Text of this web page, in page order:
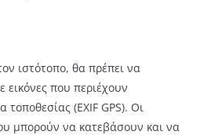
ιστότοπο, θα πρέπει να
που περιέχουν
(EXIF GPS). Οι
μπορούν να κατεβάσουν και να